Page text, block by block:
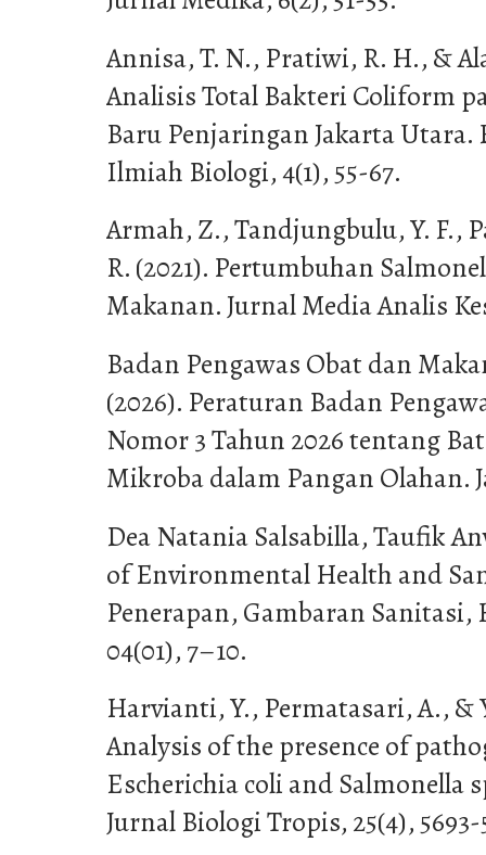
Annisa, T. N., Pratiwi, R. H., &
Analisis Total Bakteri Coliform
Baru Penjaringan Jakarta
Ilmiah Biologi, 4(1), 55-67.
Armah, Z., Tandjungbulu, Y. F.,
R. (2021). Pertumbuhan
Makanan. Jurnal Media Analis
Badan Pengawas Obat dan
(2026). Peraturan Badan
Nomor 3 Tahun 2026 tentang
Mikroba dalam Pangan Olahan.
Dea Natania Salsabilla, Taufik
of Environmental Health and
Penerapan, Gambaran
04(01), 7–10.
Harvianti, Y., Permatasari, A., &
Analysis of the presence of
Escherichia coli and Salmonella
Jurnal Biologi Tropis, 25(4),